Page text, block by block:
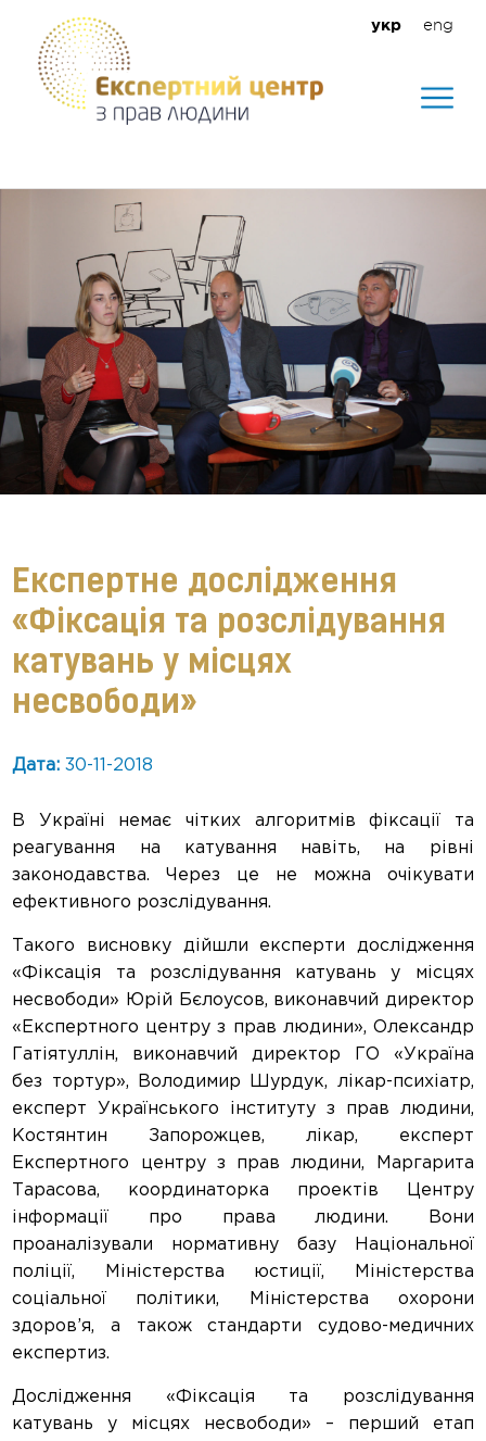
укр eng
Експертне дослідження
«Фіксація та розслідування
катувань у місцях
несвободи»
Дата: 30-11-2018
В Україні немає чітких алгоритмів фіксації та
реагування на катування навіть, на рівні
законодавства. Через це не можна очікувати
ефективного розслідування.
Такого висновку дійшли експерти дослідження
«Фіксація та розслідування катувань у місцях
несвободи» Юрій Бєлоусов, виконавчий директор
«Експертного центру з прав людини», Олександр
Гатіятуллін, виконавчий директор ГО «Україна
без тортур», Володимир Шурдук, лікар-психіатр,
експерт Українського інституту з прав людини,
Костянтин Запорожцев, лікар, експерт
Експертного центру з прав людини, Маргарита
Тарасова, координаторка проектів Центру
інформації про права людини. Вони
проаналізували нормативну базу Національної
поліції, Міністерства юстиції, Міністерства
соціальної політики, Міністерства охорони
здоров’я, а також стандарти судово-медичних
експертиз.
Дослідження «Фіксація та розслідування
катувань у місцях несвободи» – перший етап